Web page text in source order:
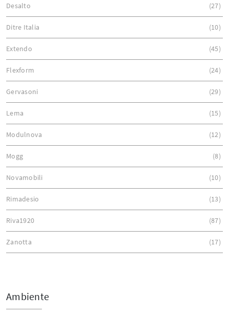
Desalto 27
Ditre Italia 10
Extendo 45
Flexform 24
Gervasoni 29
Lema 15
Modulnova 12
Mogg 8
Novamobili 10
Rimadesio 13
Riva1920 87
Zanotta 17
Ambiente